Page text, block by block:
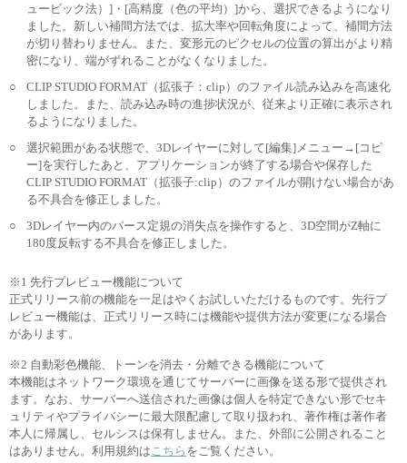
ュービック法）]・[高精度（色の平均）]から、選択できるようになり
ました。新しい補間方法では、拡大率や回転角度によって、補間方法
が切り替わりません。また、変形元のピクセルの位置の算出がより精
密になり、端がずれることがなくなりました。
○
CLIP STUDIO FORMAT（拡張子：clip）のファイル読み込みを高速化
しました。また、読み込み時の進捗状況が、従来より正確に表示され
るようになりました。
○
選択範囲がある状態で、3Dレイヤーに対して[編集]メニュー→[コピ
ー]を実行したあと、アプリケーションが終了する場合や保存した
CLIP STUDIO FORMAT（拡張子:clip）のファイルが開けない場合があ
る不具合を修正しました。
○
3Dレイヤー内のパース定規の消失点を操作すると、3D空間がZ軸に
180度反転する不具合を修正しました。
※1 先行プレビュー機能について
正式リリース前の機能を一足はやくお試しいただけるものです。先行プ
レビュー機能は、正式リリース時には機能や提供方法が変更になる場合
があります。
※2 自動彩色機能、トーンを消去・分離できる機能について
本機能はネットワーク環境を通じてサーバーに画像を送る形で提供され
ます。なお、サーバーへ送信された画像は個人を特定できない形でセキ
ュリティやプライバシーに最大限配慮して取り扱われ、著作権は著作者
本人に帰属し、セルシスは保有しません。また、外部に公開されること
はありません。利用規約はこちら をご覧ください。